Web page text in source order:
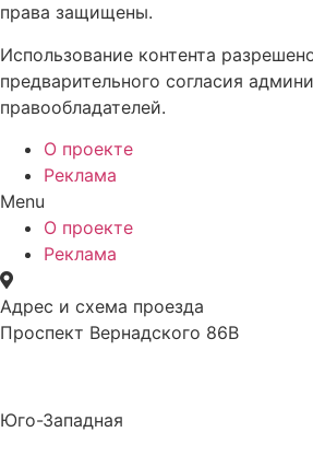
права защищены.
Использование контента
предварительного согласия
правообладателей.
О проекте
Реклама
Menu
О проекте
Реклама
Адрес и схема проезда
Проспект Вернадского 86В
Юго-Западная